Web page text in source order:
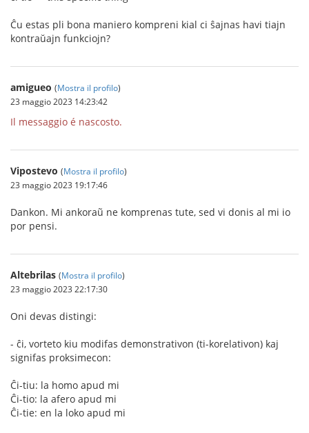
Ĉu estas pli bona maniero kompreni kial ci ŝajnas havi tiajn
kontraŭajn funkciojn?
amigueo (Mostra il profilo)
23 maggio 2023 14:23:42
Il messaggio é nascosto.
Vipostevo (Mostra il profilo)
23 maggio 2023 19:17:46
Dankon. Mi ankoraũ ne komprenas tute, sed vi donis al mi io
por pensi.
Altebrilas (Mostra il profilo)
23 maggio 2023 22:17:30
Oni devas distingi:
- ĉi, vorteto kiu modifas demonstrativon (ti-korelativon) kaj
signifas proksimecon:
Ĉi-tiu: la homo apud mi
Ĉi-tio: la afero apud mi
Ĉi-tie: en la loko apud mi